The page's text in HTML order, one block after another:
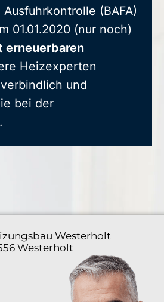
(BAFA)
01.01.2020 (nur noch)
erneuerbaren
Heizexperten
und
bei der
Westerholt
Westerholt